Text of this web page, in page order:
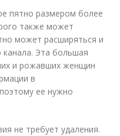
пятно размером более
также может
может расширяться и
канала. Эта большая
и рожавших женщин
в
ее нужно
не требует удаления.